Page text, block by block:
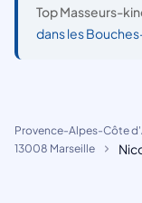
Top Masseurs-
dans les
Provence-Alpes-Côte
13008 Marseille